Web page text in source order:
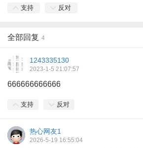
支持 反对
全部回复 4
1243335130
2023-1-5 21:07:57
666666666666
支持 反对
热心网友1
2026-5-19 16:55:04